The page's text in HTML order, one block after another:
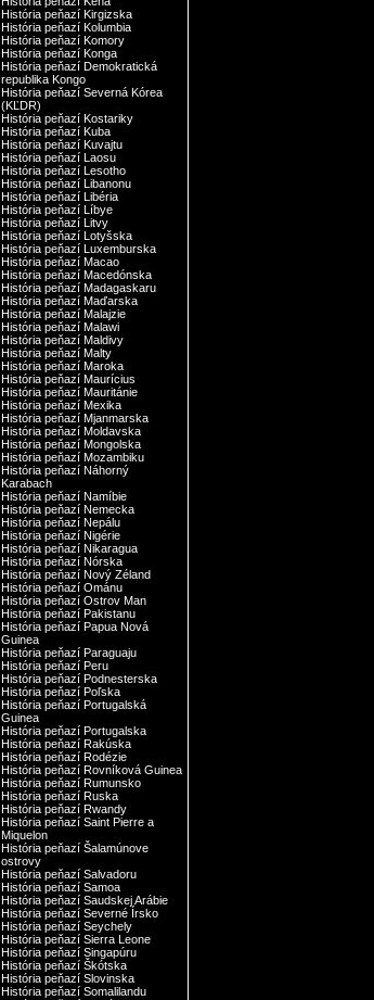
História peňazí Kirgizska
História peňazí Kolumbia
História peňazí Komory
História peňazí Konga
História peňazí Demokratická
republika Kongo
História peňazí Severná Kórea
(KĽDR)
História peňazí Kostariky
História peňazí Kuba
História peňazí Kuvajtu
História peňazí Laosu
História peňazí Lesotho
História peňazí Libanonu
História peňazí Libéria
História peňazí Líbye
História peňazí Litvy
História peňazí Lotyšska
História peňazí Luxemburska
História peňazí Macao
História peňazí Macedónska
História peňazí Madagaskaru
História peňazí Maďarska
História peňazí Malajzie
História peňazí Malawi
História peňazí Maldivy
História peňazí Malty
História peňazí Maroka
História peňazí Maurícius
História peňazí Mauritánie
História peňazí Mexika
História peňazí Mjanmarska
História peňazí Moldavska
História peňazí Mongolska
História peňazí Mozambiku
História peňazí Náhorný
Karabach
História peňazí Namíbie
História peňazí Nemecka
História peňazí Nepálu
História peňazí Nigérie
História peňazí Nikaragua
História peňazí Nórska
História peňazí Nový Zéland
História peňazí Ománu
História peňazí Ostrov Man
História peňazí Pakistanu
História peňazí Papua Nová
Guinea
História peňazí Paraguaju
História peňazí Peru
História peňazí Podnesterska
História peňazí Poľska
História peňazí Portugalská
Guinea
História peňazí Portugalska
História peňazí Rakúska
História peňazí Rodézie
História peňazí Rovníková Guinea
História peňazí Rumunsko
História peňazí Ruska
História peňazí Rwandy
História peňazí Saint Pierre a
Miquelon
História peňazí Šalamúnove
ostrovy
História peňazí Salvadoru
História peňazí Samoa
História peňazí Saudskej Arábie
História peňazí Severné Írsko
História peňazí Seychely
História peňazí Sierra Leone
História peňazí Singapúru
História peňazí Škótska
História peňazí Slovinska
História peňazí Somalilandu